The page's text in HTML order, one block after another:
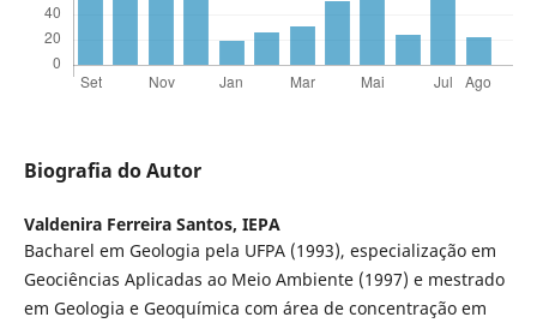
Biografia do Autor
Valdenira Ferreira Santos, IEPA
Bacharel em Geologia pela UFPA (1993), especialização em
Geociências Aplicadas ao Meio Ambiente (1997) e mestrado
em Geologia e Geoquímica com área de concentração em